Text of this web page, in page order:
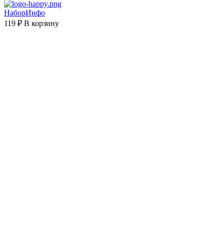
НаборИнфо
119 ₽ В корзину